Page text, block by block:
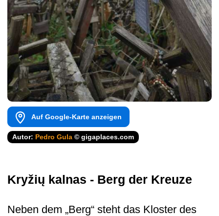
Auf Google-Karte anzeigen
Autor: Pedro Gula © gigaplaces.com
Kryžių kalnas - Berg der Kreuze
Neben dem „Berg“ steht das Kloster des